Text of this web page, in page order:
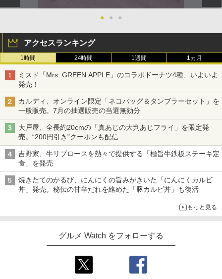
● ● ●
アクセスランキング
1時間 24時間 1週間 1カ月
ミスド「Mrs. GREEN APPLE」のコラボドーナツ4種、いよいよ
発売！
カルディ、オンライン限定「ネコバッグ＆タンブラーセット」を
一般販売。7月の抽選販売の当選無効分
大戸屋、全長約20cmの「真あじの大判あじフライ」を限定発
売。“200円引き”クーポンも配信
吉野家、牛リブロースを熱々で提供する「極旨牛鉄板ステーキ定
食」を発売
焼きたてのかるび、にんにくの旨みがきいた「にんにくカルビ
丼」発売。秘伝の甘辛だれを絡めた「豚カルビ丼」も復活
もっと見る
グルメ Watch をフォローする